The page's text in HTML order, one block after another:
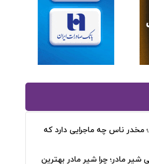
مخدر ناس چه ماجرایی دارد که
شیر مادر؛ چرا شیر مادر بهترین